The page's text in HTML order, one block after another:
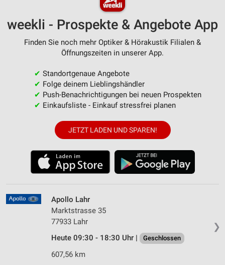
weekli - Prospekte & Angebote App
Finden Sie noch mehr Optiker & Hörakustik Filialen &
Öffnungszeiten in unserer App.
✔ Standortgenaue Angebote
✔ Folge deinem Lieblingshändler
✔ Push-Benachrichtigungen bei neuen Prospekten
✔ Einkaufsliste - Einkauf stressfrei planen
JETZT LADEN UND SPAREN!
❯
Apollo Lahr
Marktstrasse 35
77933 Lahr
Heute 09:30 - 18:30 Uhr |
Geschlossen
607,56 km